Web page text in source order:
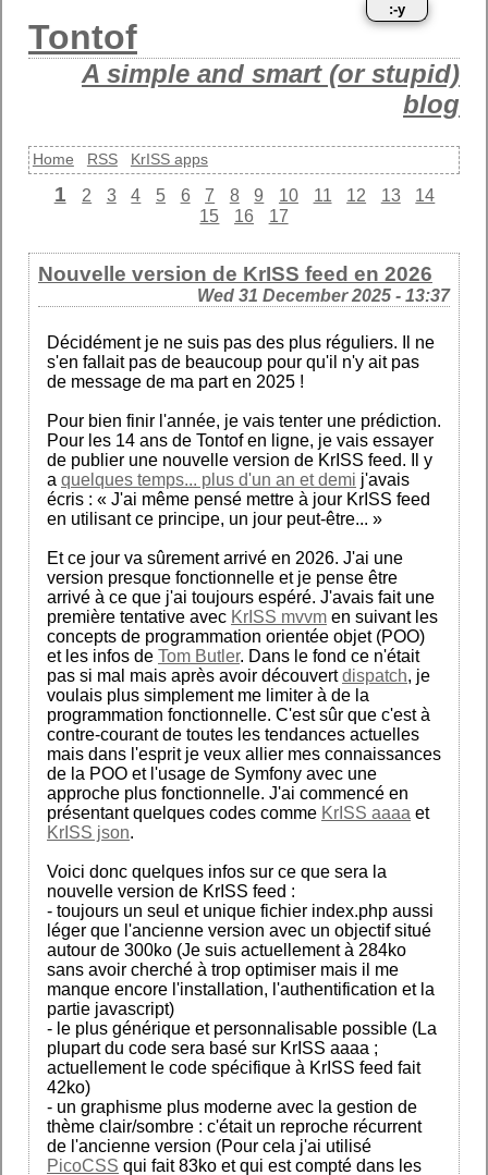
Tontof
A simple and smart (or stupid)
blog
Home RSS KrISS apps
:-y
1 2 3 4 5 6 7 8 9 10 11 12 13
14
15
16 17
Nouvelle version de KrISS feed en 2026
Wed 31 December 2025 - 13:37
Décidément je ne suis pas des plus réguliers. Il ne
s'en fallait pas de beaucoup pour qu'il n'y ait pas
de message de ma part en 2025 !
Pour bien finir l'année, je vais tenter une prédiction.
Pour les 14 ans de Tontof en ligne, je vais essayer
de publier une nouvelle version de KrISS feed. Il y
a quelques temps... plus d'un an et demi j'avais
écris : « J'ai même pensé mettre à jour KrISS feed
en utilisant ce principe, un jour peut-être... »
Et ce jour va sûrement arrivé en 2026. J'ai une
version presque fonctionnelle et je pense être
arrivé à ce que j'ai toujours espéré. J'avais fait une
première tentative avec KrISS mvvm en suivant les
concepts de programmation orientée objet (POO)
et les infos de Tom Butler. Dans le fond ce n'était
pas si mal mais après avoir découvertdispatch, je
voulais plus simplement me limiter à de la
programmation fonctionnelle. C'est sûr que c'est à
contre-courant de toutes les tendances actuelles
mais dans l'esprit je veux allier mes connaissances
de la POO et l'usage de Symfony avec une
approche plus fonctionnelle. J'ai commencé en
présentant quelques codes comme KrISS aaaa et
KrISS json.
Voici donc quelques infos sur ce que sera la
nouvelle version de KrISS feed :
- toujours un seul et unique fichier index.php aussi
léger que l'ancienne version avec un objectif situé
autour de 300ko (Je suis actuellement à 284ko
sans avoir cherché à trop optimiser mais il me
manque encore l'installation, l'authentification et la
partie javascript)
- le plus générique et personnalisable possible (La
plupart du code sera basé sur KrISS aaaa ;
actuellement le code spécifique à KrISS feed fait
42ko)
- un graphisme plus moderne avec la gestion de
thème clair/sombre : c'était un reproche récurrent
de l'ancienne version (Pour cela j'ai utilisé
PicoCSS qui fait 83ko et qui est compté dans les